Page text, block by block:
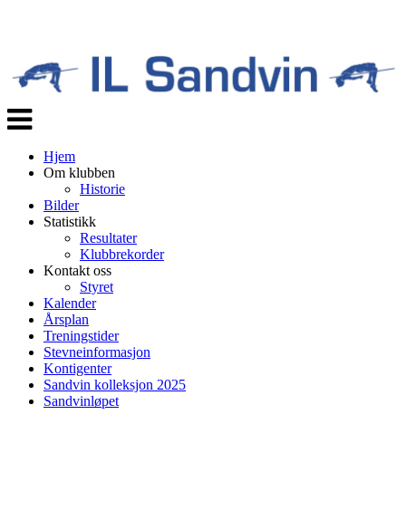
Veksle
navigasjon
Hjem
Om klubben
Historie
Bilder
Statistikk
Resultater
Klubbrekorder
Kontakt oss
Styret
Kalender
Årsplan
Treningstider
Stevneinformasjon
Kontigenter
Sandvin kolleksjon 2025
Sandvinløpet